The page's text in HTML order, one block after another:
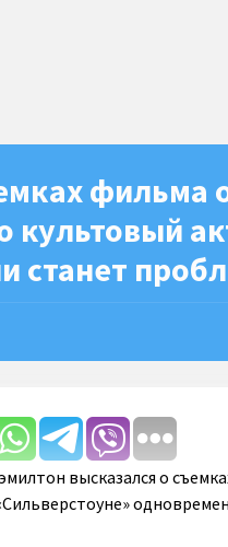
фильма
культовый
станет
высказался о